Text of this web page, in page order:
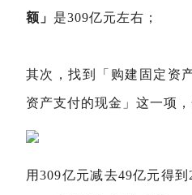
额」 是309亿元左右；
其次，找到「购建固定资
资产支付的现金」这一项
用309亿元减去49亿元得